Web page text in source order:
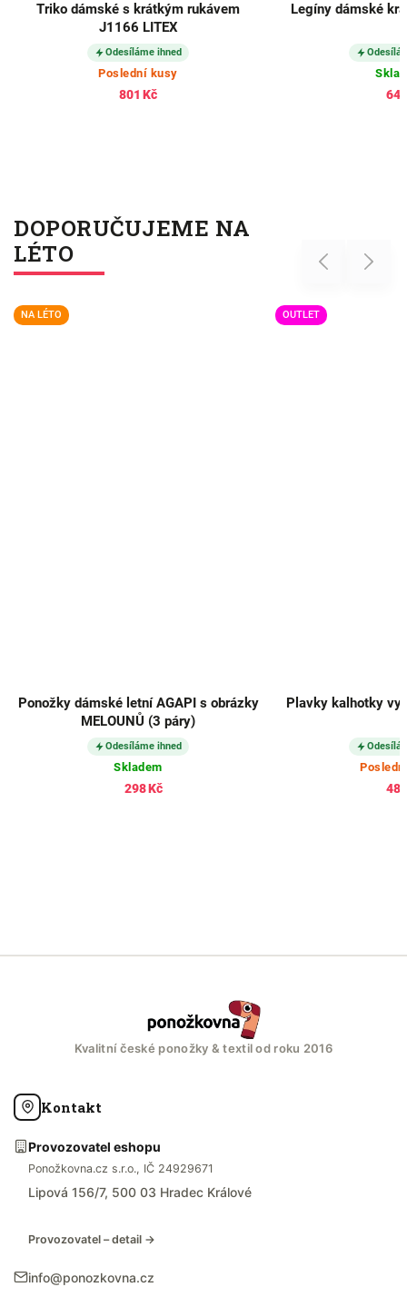
Triko dámské s krátkým rukávem
J1166 LITEX
Odesíláme ihned
Poslední kusy
801 Kč
Legíny dámské
DOPORUČUJEME NA
LÉTO
Previous
NA LÉTO
Ponožky dámské letní AGAPI s obrázky
MELOUNŮ (3 páry)
Odesíláme ihned
Skladem
298 Kč
OUTLET
Plavky kalhotky
Next
Kvalitní české ponožky & textil od roku 2016
Kontakt
Provozovatel eshopu
Ponožkovna.cz s.r.o., IČ 24929671
Lipová 156/7, 500 03 Hradec Králové
Provozovatel – detail →
info@ponozkovna.cz